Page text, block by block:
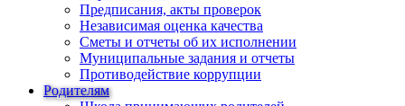
Предписания, акты проверок
Независимая оценка качества
Сметы и отчеты об их исполнении
Муниципальные задания и отчеты
Противодействие коррупции
Родителям